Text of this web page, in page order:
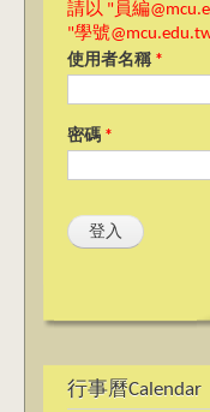
請以 "員編
"學號
使用者名稱 *
密碼 *
行事曆Calendar